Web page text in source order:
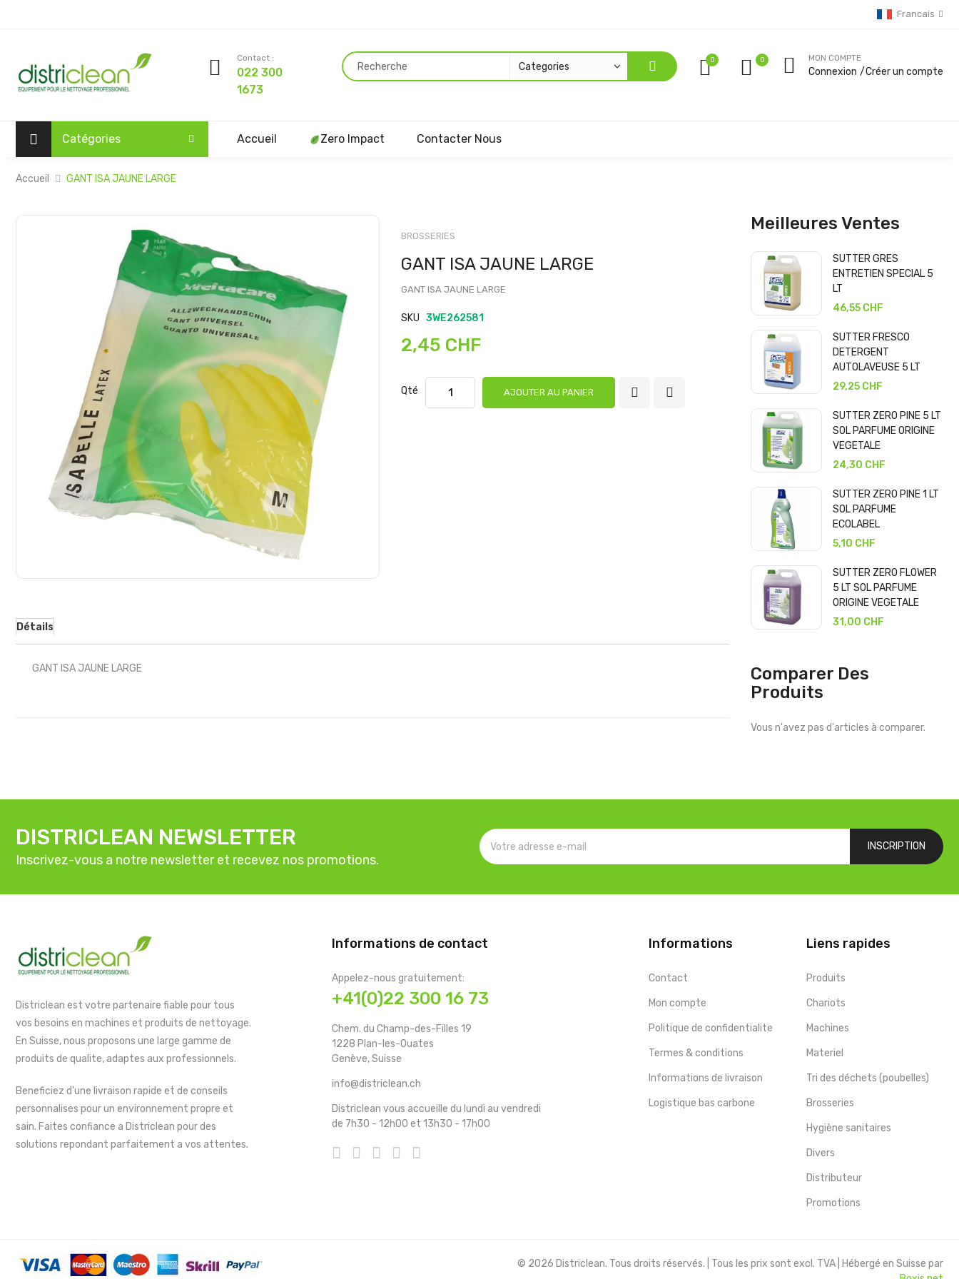
Francais
Contact :
022 300
1673
0 MON COMPTE
Connexion Créer un compte
Catégories Accueil Zero Impact Contacter Nous
Accueil GANT ISA JAUNE LARGE
Passer
Passer
Galerie
d’images
BROSSERIES
GANT ISA JAUNE LARGE
GANT ISA JAUNE LARGE
SKU 3WE262581
2,45 CHF
Qté AJOUTER AU PANIER
Détails
GANT ISA JAUNE LARGE
Meilleures Ventes
SUTTER GRES
ENTRETIEN SPECIAL 5
LT
46,55 CHF
SUTTER FRESCO
DETERGENT
AUTOLAVEUSE 5 LT
29,25 CHF
SUTTER ZERO PINE 5 LT
SOL PARFUME ORIGINE
VEGETALE
24,30 CHF
SUTTER ZERO PINE 1 LT
SOL PARFUME
ECOLABEL
5,10 CHF
SUTTER ZERO FLOWER
5 LT SOL PARFUME
ORIGINE VEGETALE
31,00 CHF
Comparer Des
Produits
Vous n'avez pas d'articles à comparer.
DISTRICLEAN NEWSLETTER
Inscrivez-vous a notre newsletter et recevez nos promotions.
INSCRIPTION
Districlean est votre partenaire fiable pour tous
vos besoins en machines et produits de nettoyage.
En Suisse, nous proposons une large gamme de
produits de qualite, adaptes aux professionnels.
Beneficiez d'une livraison rapide et de conseils
personnalises pour un environnement propre et
sain. Faites confiance a Districlean pour des
solutions repondant parfaitement a vos attentes.
Informations de contact
Appelez-nous gratuitement:
+41(0)22 300 16 73
Chem. du Champ-des-Filles 19
1228 Plan-les-Ouates
Genève, Suisse
info@districlean.ch
Districlean vous accueille du lundi au vendredi
de 7h30 - 12h00 et 13h30 - 17h00
Informations
Contact
Mon compte
Politique de confidentialite
Termes & conditions
Informations de livraison
Logistique bas carbone
Liens rapides
Produits
Chariots
Machines
Materiel
Tri des déchets (poubelles)
Brosseries
Hygiène sanitaires
Divers
Distributeur
Promotions
© 2026 Districlean. Tous droits réservés. | Tous les prix sont excl. TVA | Hébergé en Suisse par